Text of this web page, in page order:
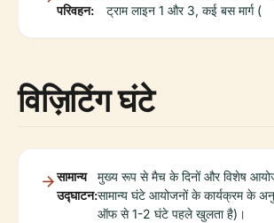
परिवहन:
ट्राम लाइन 1 और 3, कई बस मार्ग (
विज़िटिंग घंटे
सामान्य
उद्घाटन:
मुख्य रूप से मैच के दिनों और विशेष
सामान्य घंटे आयोजनों के कार्यक्रम के
ऑफ से 1-2 घंटे पहले खुलता है)।